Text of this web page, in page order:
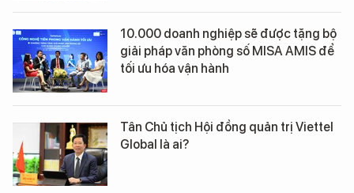
10.000 doanh nghiệp sẽ được tặng bộ
giải pháp văn phòng số MISA AMIS để
tối ưu hóa vận hành
Tân Chủ tịch Hội đồng quản trị Viettel
Global là ai?